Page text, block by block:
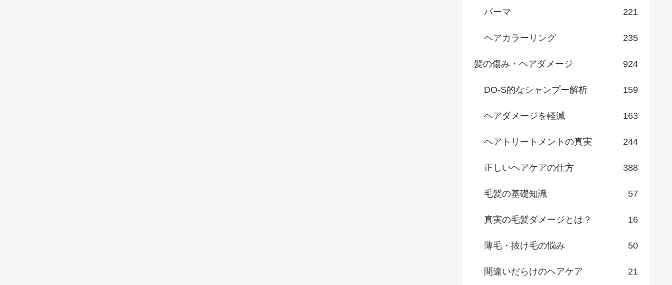
パーマ 221
ヘアカラーリング 235
髪の傷み・ヘアダメージ 924
DO-S的なシャンプー解析 159
ヘアダメージを軽減 163
ヘアトリートメントの真実 244
正しいヘアケアの仕方 388
毛髪の基礎知識 57
真実の毛髪ダメージとは？ 16
薄毛・抜け毛の悩み 50
間違いだらけのヘアケア 21